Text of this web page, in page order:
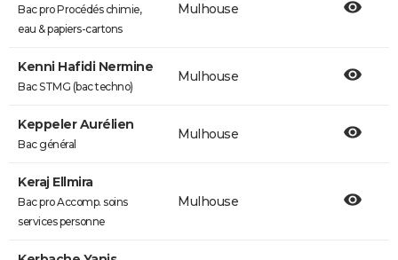
Bac pro Procédés chimie,
eau & papiers-cartons
Mulhouse
Kenni Hafidi Nermine
Bac STMG (bac techno)
Mulhouse
Keppeler Aurélien
Bac général
Mulhouse
Keraj Ellmira
Bac pro Accomp. soins
services personne
Mulhouse